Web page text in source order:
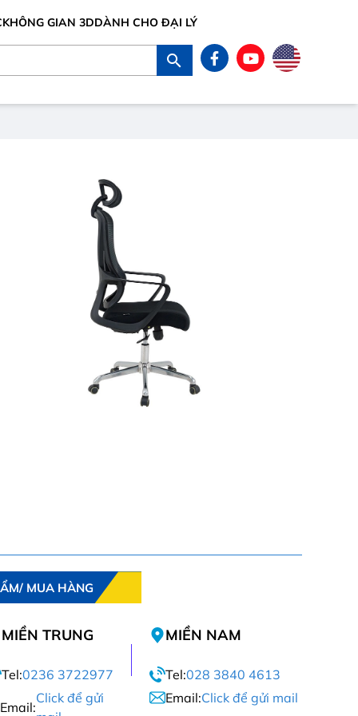
KHÔNG GIAN 3DDÀNH CHO ĐẠI LÝ
MUA HÀNG
MIỀN TRUNG
Tel:0236 3722977
Email:
Click để gửi
MIỀN NAM
Tel:028 3840 4613
Email:Click để gửi mail